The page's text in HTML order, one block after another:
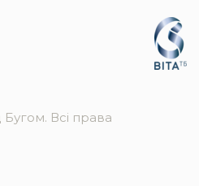
Бугом. Всі права